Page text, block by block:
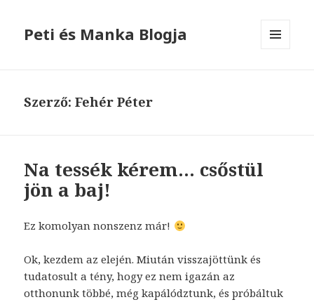
Peti és Manka Blogja
Szerző:Fehér Péter
Na tessék kérem… csőstül
jön a baj!
Ez komolyan nonszenz már!
Ok, kezdem az elején. Miután visszajöttünk és
tudatosult a tény, hogy ez nem igazán az
otthonunk többé, még kapálództunk, és próbáltuk